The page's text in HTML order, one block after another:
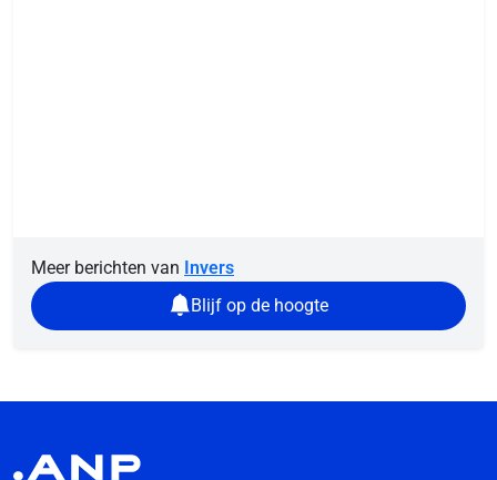
Meer berichten van Invers
Blijf op de hoogte